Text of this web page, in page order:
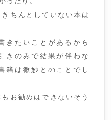
ちんとしていない本は
きたいことがあるから
きのみで結果が伴わな
籍は微妙とのことでし
お勧めはできないそう